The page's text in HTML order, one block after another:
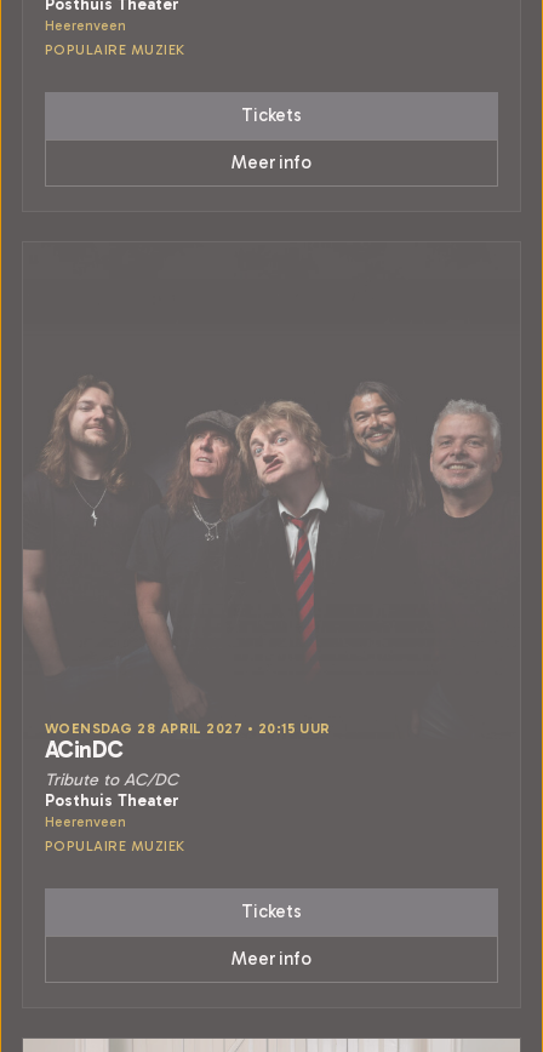
Heerenveen
POPULAIRE MUZIEK
Tickets
Meer info
WOENSDAG 28 APRIL 2027 • 20:15 UUR
ACinDC
Tribute to AC/DC
Posthuis Theater
Heerenveen
POPULAIRE MUZIEK
Tickets
Meer info